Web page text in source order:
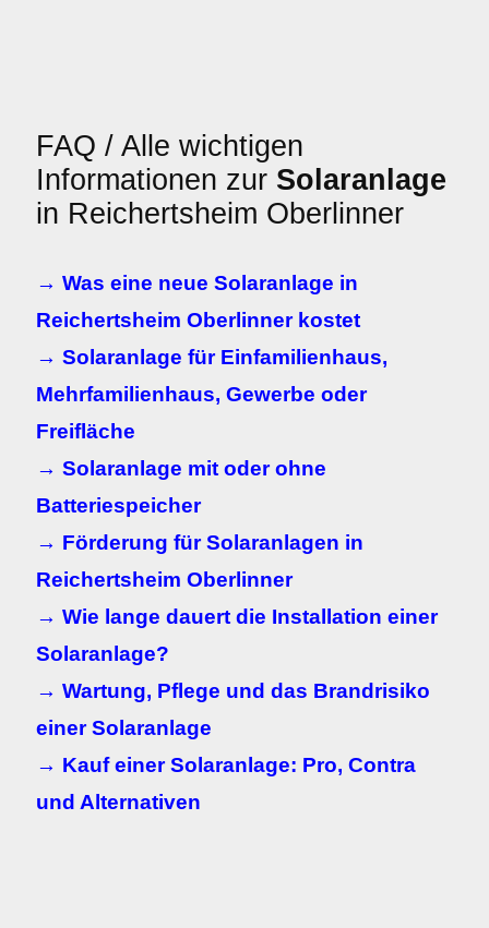
FAQ / Alle wichtigen
Informationen zur Solaranlage
in Reichertsheim Oberlinner
→ Was eine neue Solaranlage in
Reichertsheim Oberlinner kostet
→ Solaranlage für Einfamilienhaus,
Mehrfamilienhaus, Gewerbe oder
Freifläche
→ Solaranlage mit oder ohne
Batteriespeicher
→ Förderung für Solaranlagen in
Reichertsheim Oberlinner
→ Wie lange dauert die Installation einer
Solaranlage?
→ Wartung, Pflege und das Brandrisiko
einer Solaranlage
→ Kauf einer Solaranlage: Pro, Contra
und Alternativen